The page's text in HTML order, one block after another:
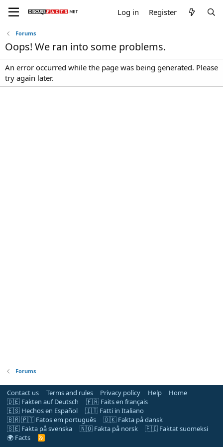
Log in Register
Forums
Oops! We ran into some problems.
An error occurred while the page was being generated. Please
try again later.
Forums
Contact us Terms and rules Privacy policy Help
Home
🇩🇪 Fakten auf Deutsch
🇫🇷 Faits en français
🇪🇸 Hechos en Español
🇮🇹 Fatti in Italiano
🇧🇷 🇵🇹 Fatos em português
🇩🇰 Fakta på dansk
🇸🇪 Fakta på svenska
🇳🇴 Fakta på norsk
🇫🇮 Faktat suomeksi
🌍 Facts
R